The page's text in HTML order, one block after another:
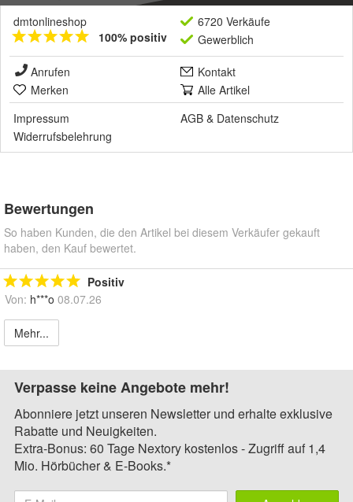
dmtonlineshop
100% positiv
6720 Verkäufe
Gewerblich
Anrufen
Kontakt
Merken
Alle Artikel
Impressum
AGB & Datenschutz
Widerrufsbelehrung
Bewertungen
So haben Kunden, die den Artikel bei diesem Verkäufer gekauft
haben, den Kauf bewertet.
Positiv
Von: h***o 08.07.26
Mehr...
Verpasse keine Angebote mehr!
Abonniere jetzt unseren Newsletter und erhalte exklusive
Rabatte und Neuigkeiten.
Extra-Bonus: 60 Tage Nextory kostenlos - Zugriff auf 1,4
Mio. Hörbücher & E-Books.*